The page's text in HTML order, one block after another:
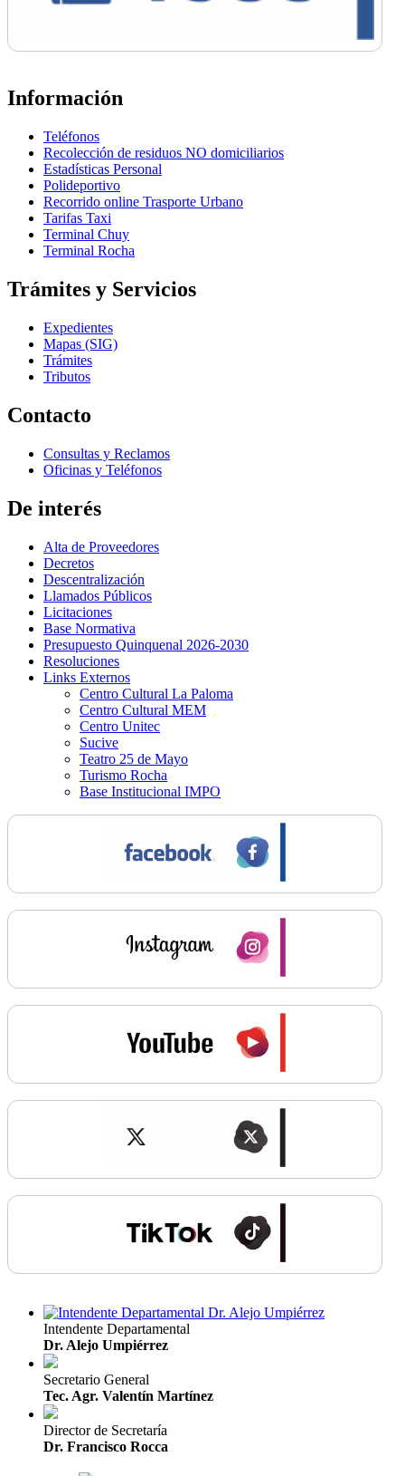
Información
Teléfonos
Recolección de residuos NO domiciliarios
Estadísticas Personal
Polideportivo
Recorrido online Trasporte Urbano
Tarifas Taxi
Terminal Chuy
Terminal Rocha
Trámites y Servicios
Expedientes
Mapas (SIG)
Trámites
Tributos
Contacto
Consultas y Reclamos
Oficinas y Teléfonos
De interés
Alta de Proveedores
Decretos
Descentralización
Llamados Públicos
Licitaciones
Base Normativa
Presupuesto Quinquenal 2026-2030
Resoluciones
Links Externos
Centro Cultural La Paloma
Centro Cultural MEM
Centro Unitec
Sucive
Teatro 25 de Mayo
Turismo Rocha
Base Institucional IMPO
Intendente Departamental
Dr. Alejo Umpiérrez
Secretario General
Tec. Agr. Valentín Martínez
Director de Secretaría
Dr. Francisco Rocca